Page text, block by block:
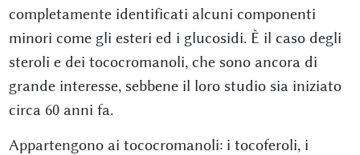
completamente identificati alcuni componenti
minori come gli esteri ed i glucosidi. È il caso degli
steroli e dei tococromanoli, che sono ancora di
grande interesse, sebbene il loro studio sia iniziato
circa 60 anni fa.
Appartengono ai tococromanoli: i tocoferoli, i